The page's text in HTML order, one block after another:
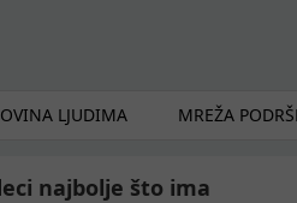
LJUDIMA MREŽA
najbolje što ima